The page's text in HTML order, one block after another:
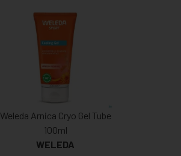
Weleda Arnica Cryo Gel Tube
100ml
WELEDA